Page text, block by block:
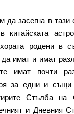
да засегна в
китайската
родени в
да имат и имат
имат почти
за едни и
Стълба на
и Дневния